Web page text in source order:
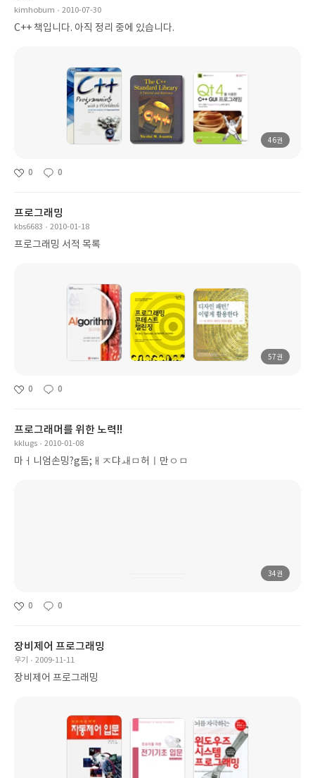
kimhobum 2010-07-30
C++ 책입니다. 아직 정리 중에 있습니다.
46권
0 0
프로그래밍
kbs6683 2010-01-18
프로그래밍 서적 목록
57권
0 0
프로그래머를 위한 노력!!
kklugs 2010-01-08
마ㅓ니엄손밍?g돔;ㅐㅈ댜ㅙㅁ허ㅣ만ㅇㅁ
34권
0 0
장비제어 프로그래밍
우기 2009-11-11
장비제어 프로그래밍